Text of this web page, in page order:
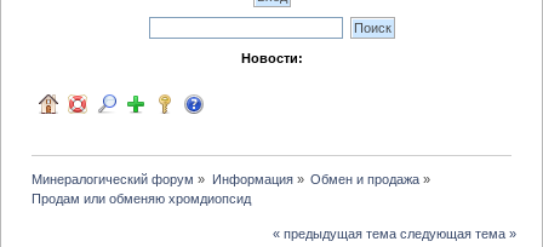
Новости:
Минералогический форум » Информация» Обмен и продажа»
Продам или обменяю хромдиопсид
« предыдущая тема следующая тема »